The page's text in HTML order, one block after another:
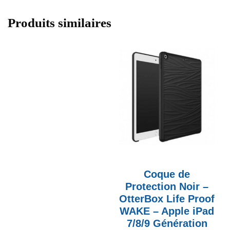
Produits similaires
Coque de
Protection Noir –
OtterBox Life Proof
WAKE – Apple iPad
7/8/9 Génération